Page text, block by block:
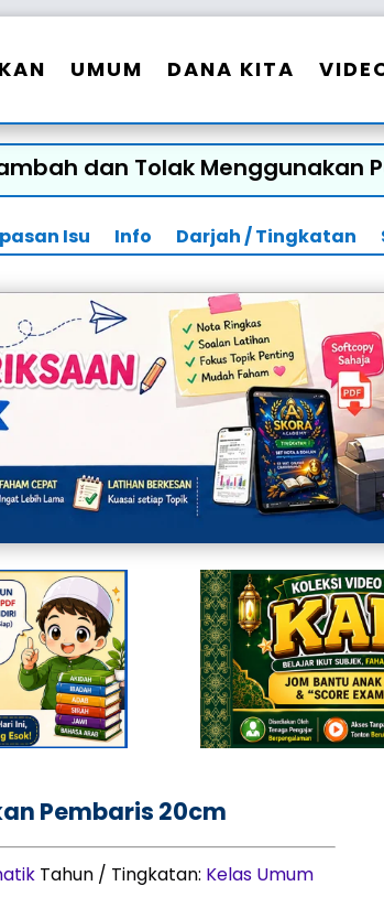
UMUM DANA KITA
dan Tolak Menggunakan
Isu Info Darjah / Tingkatan
Pembaris 20cm
Tahun / Tingkatan: Kelas Umum